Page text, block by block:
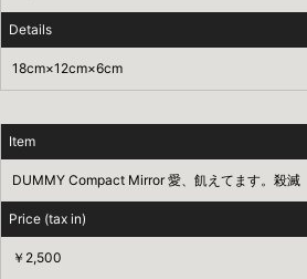
Details
18cm×12cm×6cm
Item
DUMMY Compact Mirror 愛、飢えてます。殺滅
Price (tax in)
￥2,500